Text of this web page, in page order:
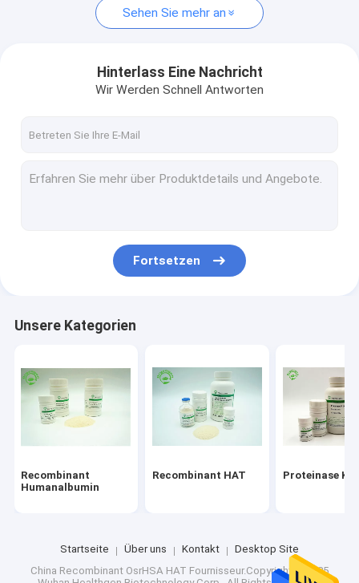
Kosmetische Bestandteile
Sehen Sie mehr an
Hinterlass Eine Nachricht
Wir Werden Schnell Antworten
Fortsetzen
Unsere Kategorien
Recombinant
Humanalbumin
Recombinant HAT Proteinase K
Startseite Über uns Kontakt
Desktop Site
China Recombinant OsrHSA HAT Fournisseur.Copyright © 2025